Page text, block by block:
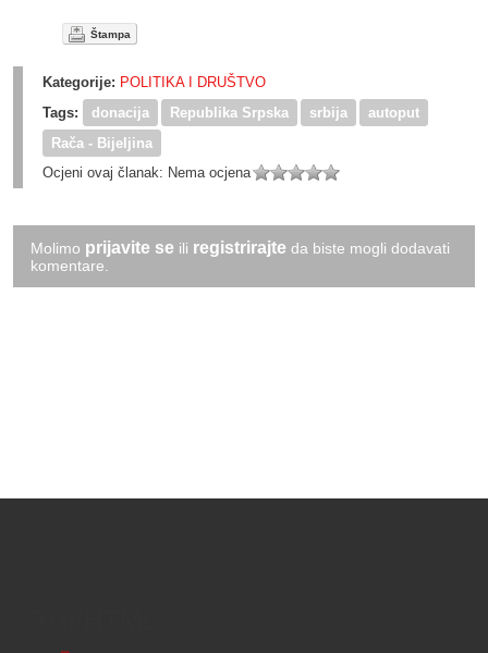
Štampa
Kategorije: POLITIKA I DRUŠTVO
Tags:
donacija Republika Srpska srbija
autoput
Rača - Bijeljina
Ocjeni ovaj članak: Nema ocjena
Molimo prijavite se ili registrirajte da biste mogli dodavati
komentare.